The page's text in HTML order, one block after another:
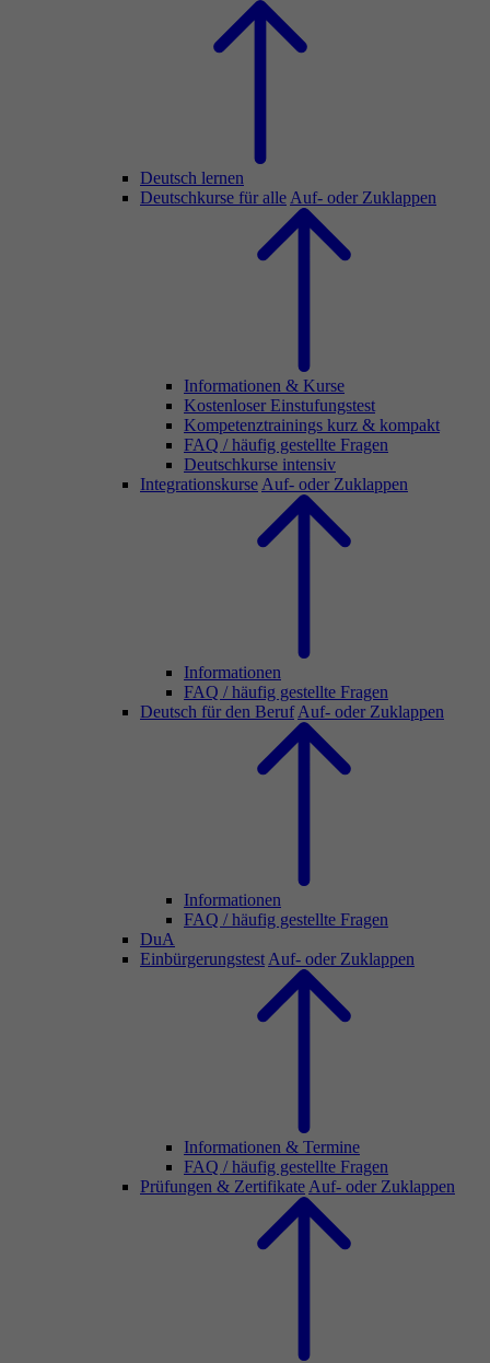
Deutsch lernen
Deutschkurse für alle Auf- oder Zuklappen
Informationen & Kurse
Kostenloser Einstufungstest
Kompetenztrainings kurz & kompakt
FAQ / häufig gestellte Fragen
Deutschkurse intensiv
Integrationskurse Auf- oder Zuklappen
Informationen
FAQ / häufig gestellte Fragen
Deutsch für den Beruf Auf- oder Zuklappen
Informationen
FAQ / häufig gestellte Fragen
DuA
Einbürgerungstest Auf- oder Zuklappen
Informationen & Termine
FAQ / häufig gestellte Fragen
Prüfungen & Zertifikate Auf- oder Zuklappen